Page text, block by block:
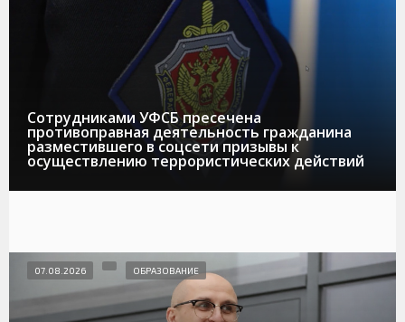
Сотрудниками УФСБ пресечена
противоправная деятельность гражданина
разместившего в соцсети призывы к
осуществлению террористических действий
07.08.2026 ОБРАЗОВАНИЕ